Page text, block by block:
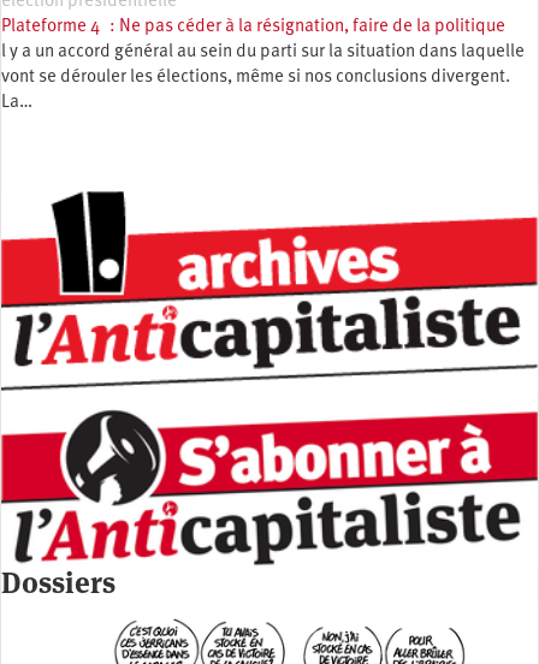
Plateforme 4 : Ne pas céder à la résignation, faire de la politique
l y a un accord général au sein du parti sur la situation dans laquelle
vont se dérouler les élections, même si nos conclusions divergent.
La…
Dossiers